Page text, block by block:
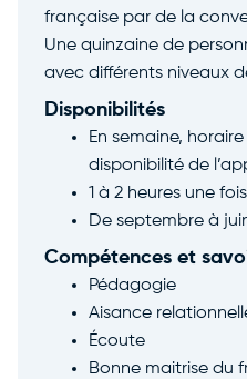
française par de la
Une quinzaine de
avec différents niveaux
Disponibilités
En semaine,
disponibilité de
1 à 2 heures une
De septembre à
Compétences et
Pédagogie
Aisance
Écoute
Bonne maitrise du